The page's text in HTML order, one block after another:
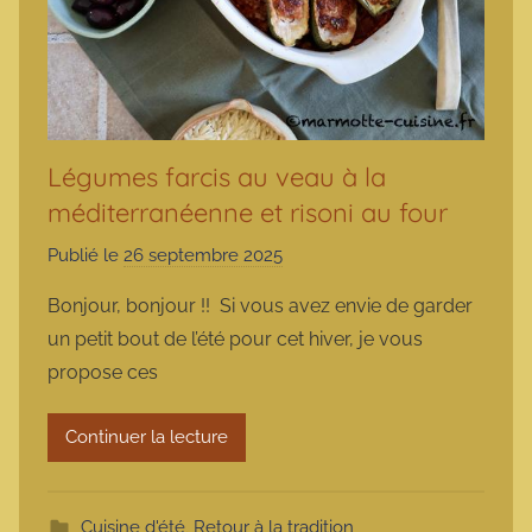
Légumes farcis au veau à la
méditerranéenne et risoni au four
Publié le 26 septembre 2025
m
Bonjour, bonjour !! Si vous avez envie de garder
un petit bout de l’été pour cet hiver, je vous
propose ces
Continuer la lecture
Cuisine d'été, Retour à la tradition